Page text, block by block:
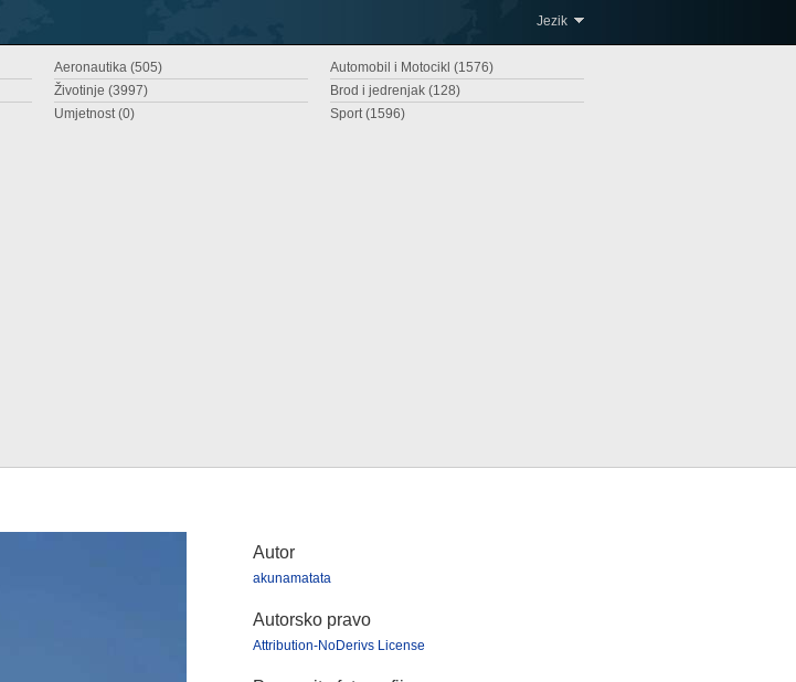
Jezik
Automobil i Motocikl (1576)
Aeronautika (505)
Brod i jedrenjak (128)
Životinje (3997)
Sport (1596)
Umjetnost (0)
Autor
akunamatata
Autorsko pravo
Attribution-NoDerivs License